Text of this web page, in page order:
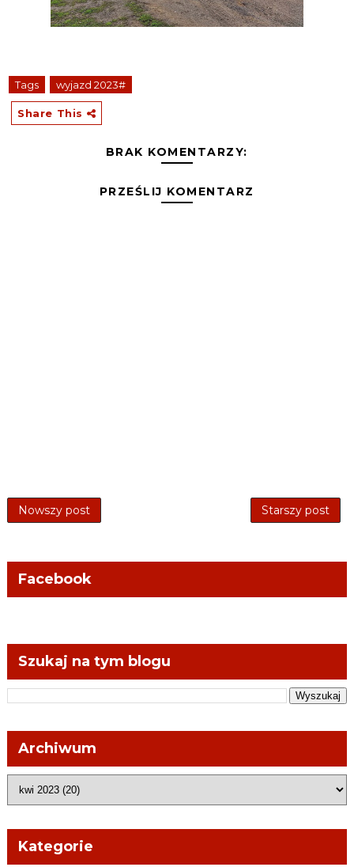
Tags wyjazd 2023#
Share This
BRAK KOMENTARZY:
PRZEŚLIJ KOMENTARZ
Nowszy post Starszy post
Facebook
Szukaj na tym blogu
Archiwum
Kategorie